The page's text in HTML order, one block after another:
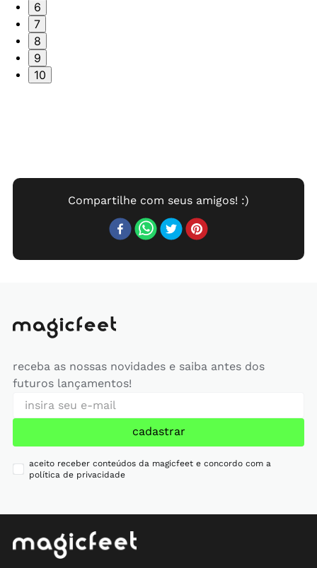
6
7
8
9
10
receba as nossas novidades e saiba antes dos
futuros lançamentos!
cadastrar
aceito receber conteúdos da magicfeet e concordo com a
política de privacidade